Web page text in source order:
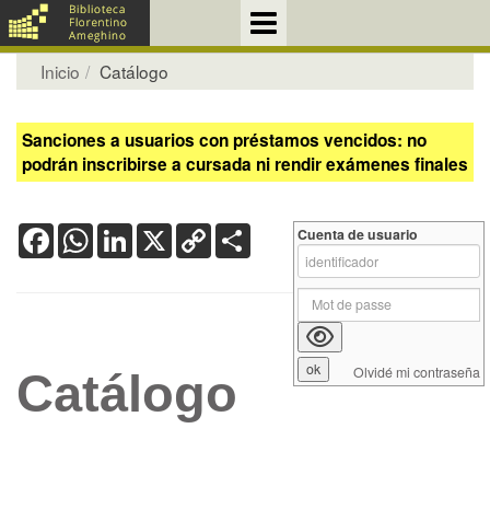
Inicio Catálogo
Sanciones a usuarios con préstamos vencidos: no
podrán inscribirse a cursada ni rendir exámenes finales
FacebookWhatsApp
LinkedIn
X Copy
Link
Catálogo
Cuenta de usuario
Olvidé mi contraseña